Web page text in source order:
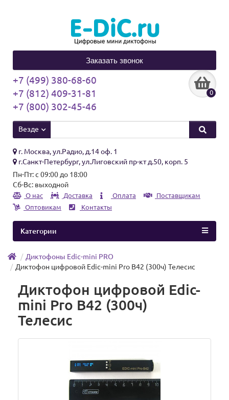
Заказать звонок
+7 (499) 380-68-60
+7 (812) 409-31-81
+7 (800) 302-45-46
0
Везде
г. Москва, ул.Радио, д.14 оф. 1
г.Санкт-Петербург, ул.Лиговский пр-кт д.50, корп. 5
Пн-Пт: с 09:00 до 18:00
Сб-Вс: выходной
О нас Доставка Оплата
Поставщикам
Оптовикам
Контакты
Категории
Диктофоны Edic-mini PRO
Диктофон цифровой Edic-mini Pro В42 (300ч) Телесис
Диктофон цифровой Edic-
mini Pro В42 (300ч)
Телесис